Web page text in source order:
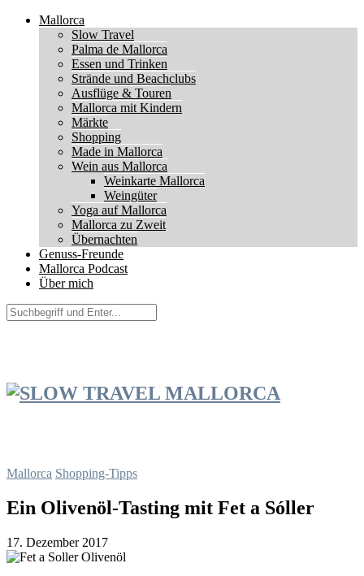
Mallorca
Slow Travel
Palma de Mallorca
Essen und Trinken
Strände und Beachclubs
Ausflüge & Touren
Mallorca mit Kindern
Märkte
Shopping
Made in Mallorca
Wein aus Mallorca
Weinkarte Mallorca
Weingüter
Yoga auf Mallorca
Mallorca zu Zweit
Übernachten
Genuss-Freunde
Mallorca Podcast
Über mich
Mallorca Shopping-Tipps
Ein Olivenöl-Tasting mit Fet a Sóller
17. Dezember 2017